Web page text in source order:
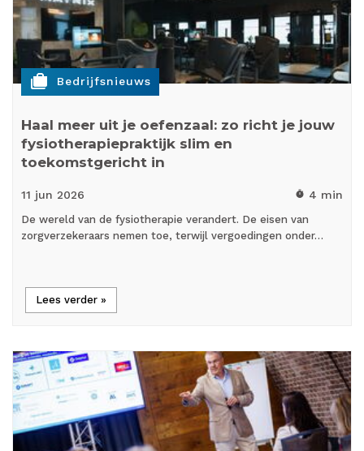
cases Bedrijfsnieuws
Haal meer uit je oefenzaal: zo richt je jouw
fysiotherapiepraktijk slim en
toekomstgericht in
11 jun 2026 timer 4 min
De wereld van de fysiotherapie verandert. De eisen van
zorgverzekeraars nemen toe, terwijl vergoedingen onder…
Lees verder »